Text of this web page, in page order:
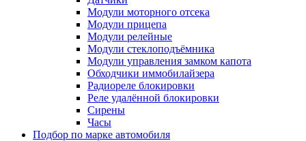
Модули моторного отсека
Модули прицепа
Модули релейные
Модули стеклоподъёмника
Модули управления замком капота
Обходчики иммобилайзера
Радиореле блокировки
Реле удалённой блокировки
Сирены
Часы
Подбор по марке автомобиля